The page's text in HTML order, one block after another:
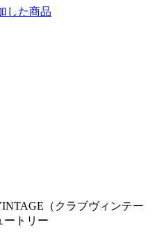
した商品
（クラブヴィンテー
ートリー